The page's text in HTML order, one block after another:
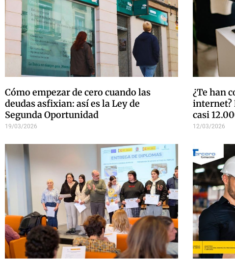
Cómo empezar de cero cuando las
deudas asfixian: así es la Ley de
Segunda Oportunidad
19/03/2026
¿Te han
internet?
casi
12/03/2026